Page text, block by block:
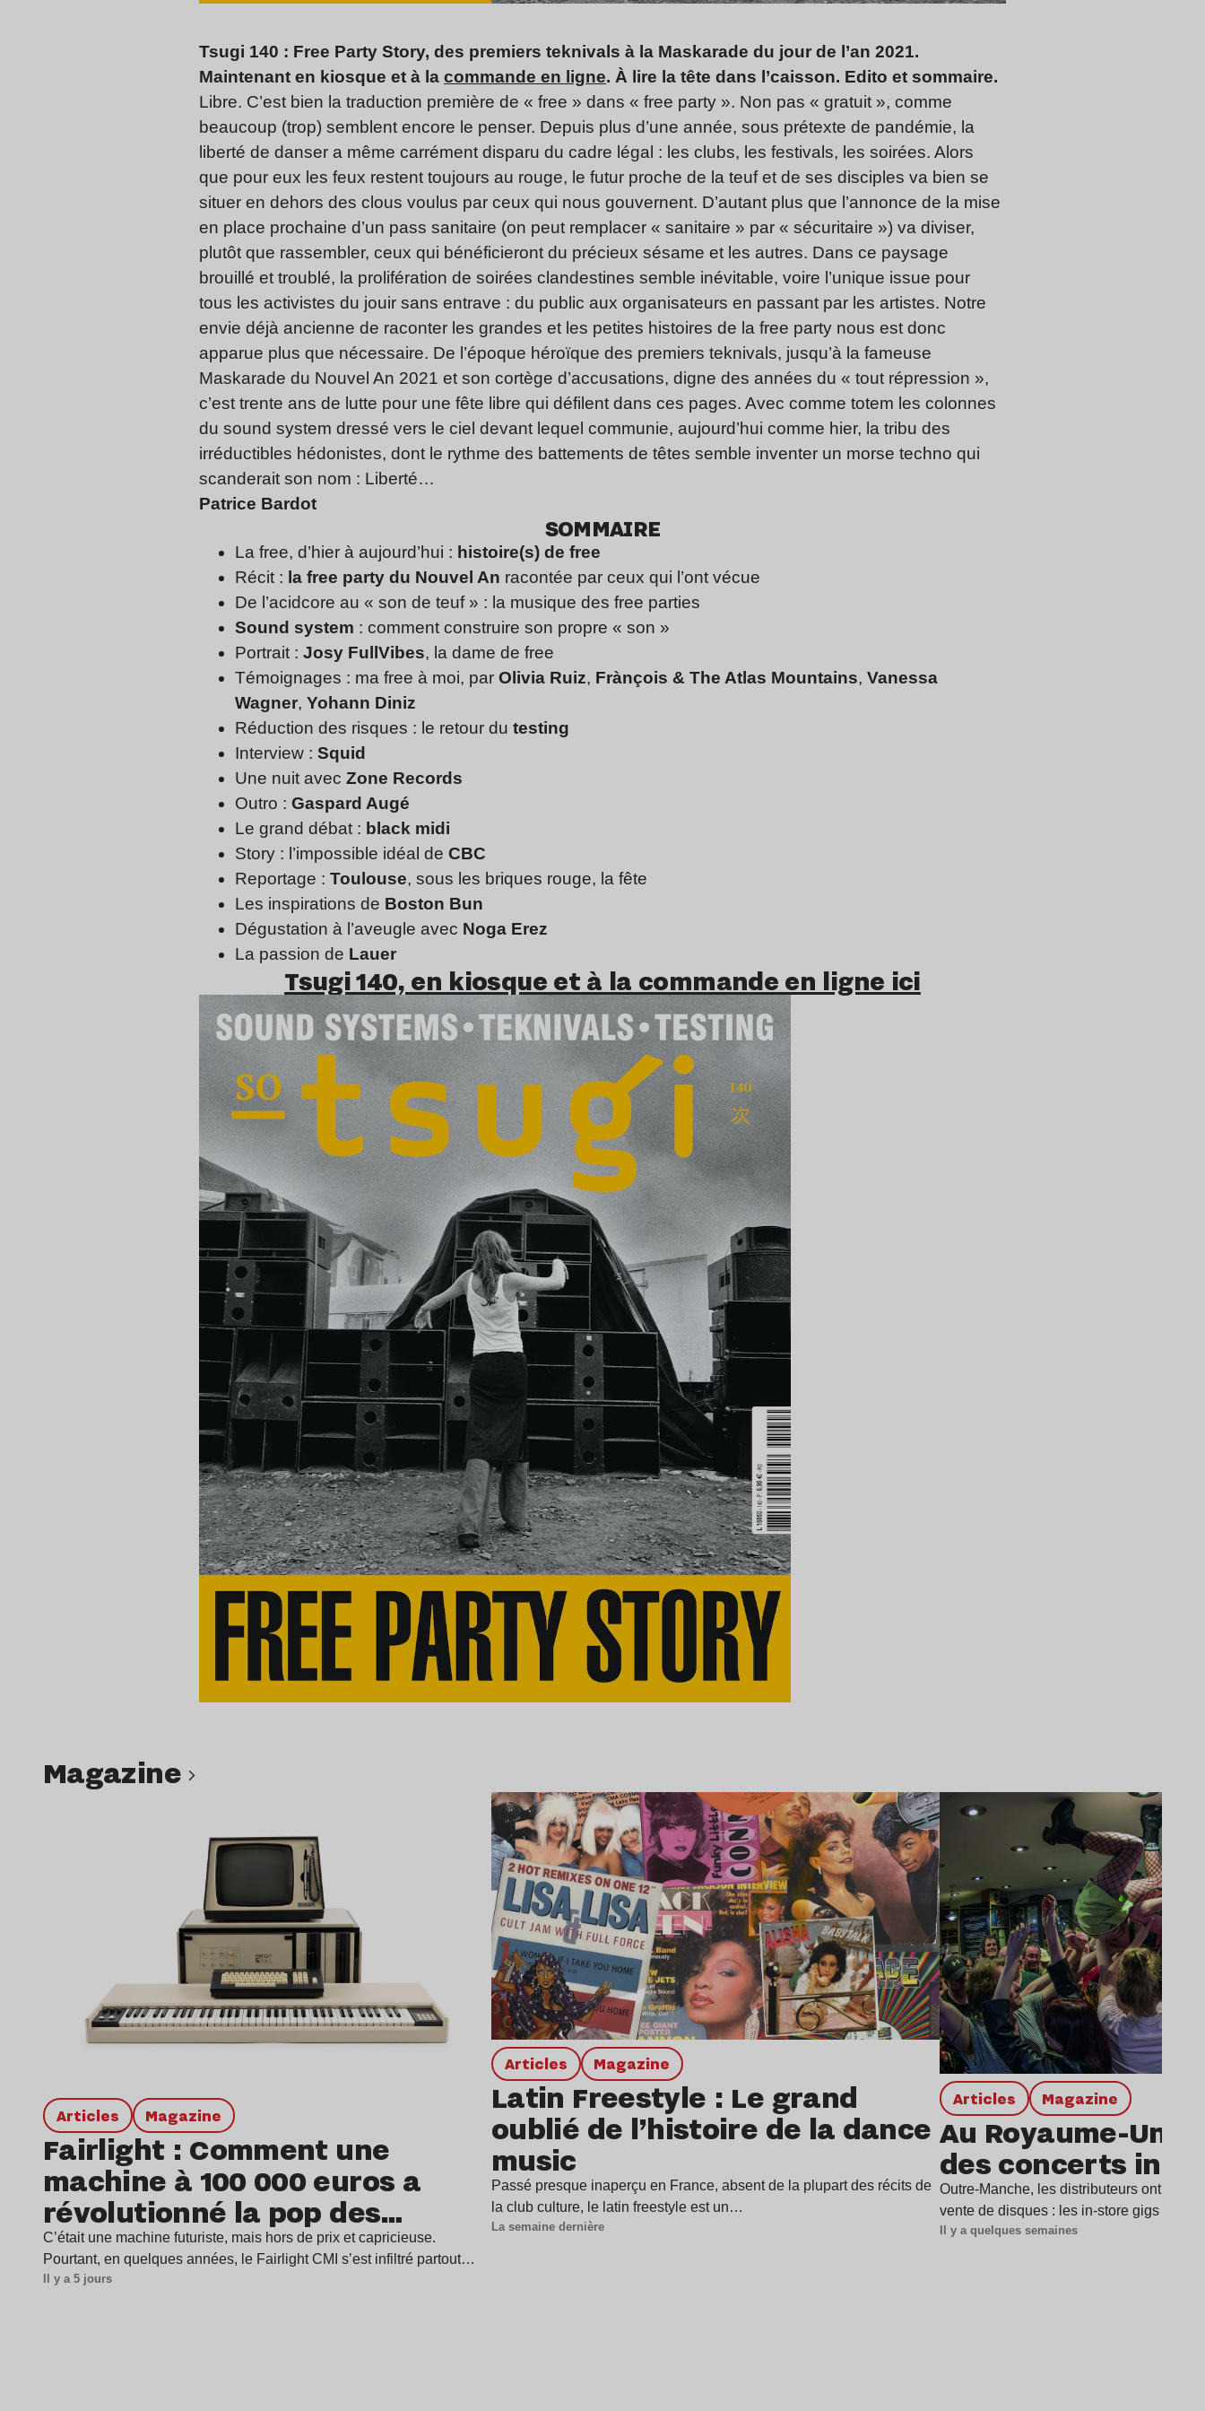
Tsugi 140 : Free Party Story, des premiers teknivals à la Maskarade du jour de l’an 2021.
Maintenant en kiosque et à la commande en ligne. À lire la tête dans l’caisson. Edito et sommaire.
Libre. C’est bien la traduction première de « free » dans « free party ». Non pas « gratuit », comme
beaucoup (trop) semblent encore le penser. Depuis plus d’une année, sous prétexte de pandémie, la
liberté de danser a même carrément disparu du cadre légal : les clubs, les festivals, les soirées. Alors
que pour eux les feux restent toujours au rouge, le futur proche de la teuf et de ses disciples va bien se
situer en dehors des clous voulus par ceux qui nous gouvernent. D’autant plus que l’annonce de la mise
en place prochaine d’un pass sanitaire (on peut remplacer « sanitaire » par « sécuritaire ») va diviser,
plutôt que rassembler, ceux qui bénéficieront du précieux sésame et les autres. Dans ce paysage
brouillé et troublé, la prolifération de soirées clandestines semble inévitable, voire l’unique issue pour
tous les activistes du jouir sans entrave : du public aux organisateurs en passant par les artistes. Notre
envie déjà ancienne de raconter les grandes et les petites histoires de la free party nous est donc
apparue plus que nécessaire. De l’époque héroïque des premiers teknivals, jusqu’à la fameuse
Maskarade du Nouvel An 2021 et son cortège d’accusations, digne des années du « tout répression »,
c’est trente ans de lutte pour une fête libre qui défilent dans ces pages. Avec comme totem les colonnes
du sound system dressé vers le ciel devant lequel communie, aujourd’hui comme hier, la tribu des
irréductibles hédonistes, dont le rythme des battements de têtes semble inventer un morse techno qui
scanderait son nom : Liberté…
Patrice Bardot
SOMMAIRE
La free, d’hier à aujourd’hui : histoire(s) de free
Récit : la free party du Nouvel An racontée par ceux qui l’ont vécue
De l’acidcore au « son de teuf » : la musique des free parties
Sound system : comment construire son propre « son »
Portrait : Josy FullVibes, la dame de free
Témoignages : ma free à moi, par Olivia Ruiz, Frànçois & The Atlas Mountains, Vanessa
Wagner, Yohann Diniz
Réduction des risques : le retour du testing
Interview : Squid
Une nuit avec Zone Records
Outro : Gaspard Augé
Le grand débat : black midi
Story : l’impossible idéal de CBC
Reportage : Toulouse, sous les briques rouge, la fête
Les inspirations de Boston Bun
Dégustation à l’aveugle avec Noga Erez
La passion de Lauer
Tsugi 140, en kiosque et à la commande en ligne ici
magazine
Articles magazine
Fairlight : Comment une
machine à 100 000 euros a
révolutionné la pop des
années 1980 ?
C’était une machine futuriste, mais hors de prix et capricieuse.
Pourtant, en quelques années, le Fairlight CMI s’est infiltré partout…
Il y a 5 jours
Articles magazine
Latin Freestyle : Le grand
oublié de l’histoire de la dance
music
Passé presque inaperçu en France, absent de la plupart des récits de
la club culture, le latin freestyle est un…
La semaine dernière
Articles magazine
Au Royaume-Uni,
des concerts in-
Outre-Manche, les distributeurs ont
vente de disques : les in-store gigs (ou «
Il y a quelques semaines
Lire l’article Lire l’article